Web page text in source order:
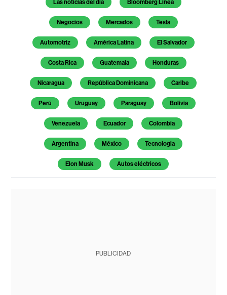
Las noticias del día Bloomberg Línea
Negocios Mercados Tesla
Automotriz América Latina El Salvador
Costa Rica Guatemala Honduras
Nicaragua República Dominicana Caribe
Perú Uruguay Paraguay Bolivia
Venezuela Ecuador Colombia
Argentina México Tecnologia
Elon Musk Autos eléctricos
PUBLICIDAD